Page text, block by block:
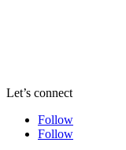
Let’s connect
Follow
Follow